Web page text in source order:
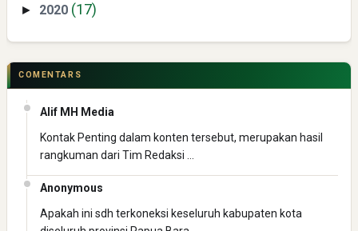
Erling Haaland: Koleksi Tas Mewah yang Menginspirasi
► 2020 (17)
COMENTARS
Alif MH Media
Kontak Penting dalam konten tersebut, merupakan hasil
rangkuman dari Tim Redaksi …
Anonymous
Apakah ini sdh terkoneksi keseluruh kabupaten kota